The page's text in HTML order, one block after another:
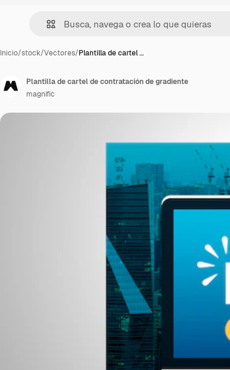
Inicio/stock/Vectores/Plantilla de cartel …
Plantilla de cartel de contratación de gradiente
magnific